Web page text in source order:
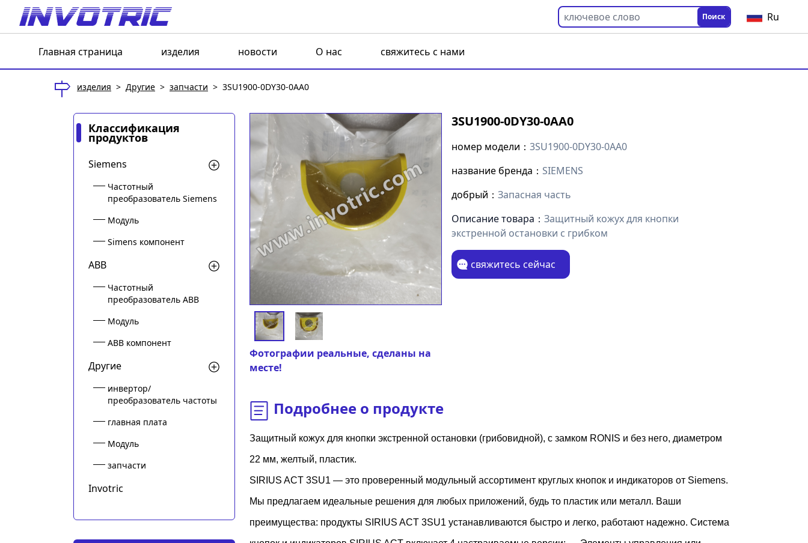
Поиск Ru
Главная страница изделия новости О нас свяжитесь с нами
изделия > Другие > запчасти > 3SU1900-0DY30-0AA0
Классификация
продуктов
Siemens
Частотный
преобразователь Siemens
Модуль
Simens компонент
ABB
Частотный
преобразователь ABB
Модуль
ABB компонент
Другие
инвертор/
преобразователь частоты
главная плата
Модуль
запчасти
Invotric
Фотографии реальные, сделаны на
месте!
3SU1900-0DY30-0AA0
номер модели：3SU1900-0DY30-0AA0
название бренда：SIEMENS
добрый：Запасная часть
Описание товара：Защитный кожух для кнопки
экстренной остановки с грибком
свяжитесь сейчас
Подробнее о продукте
Защитный кожух для кнопки экстренной остановки (грибовидной), с замком RONIS и без него, диаметром
22 мм, желтый, пластик.
SIRIUS ACT 3SU1 — это проверенный модульный ассортимент круглых кнопок и индикаторов от Siemens.
Мы предлагаем идеальные решения для любых приложений, будь то пластик или металл. Ваши
преимущества: продукты SIRIUS ACT 3SU1 устанавливаются быстро и легко, работают надежно. Система